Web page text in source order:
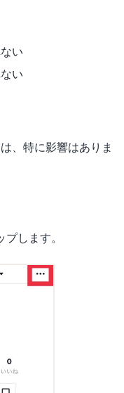
い
い
、特に影響はありま
します。